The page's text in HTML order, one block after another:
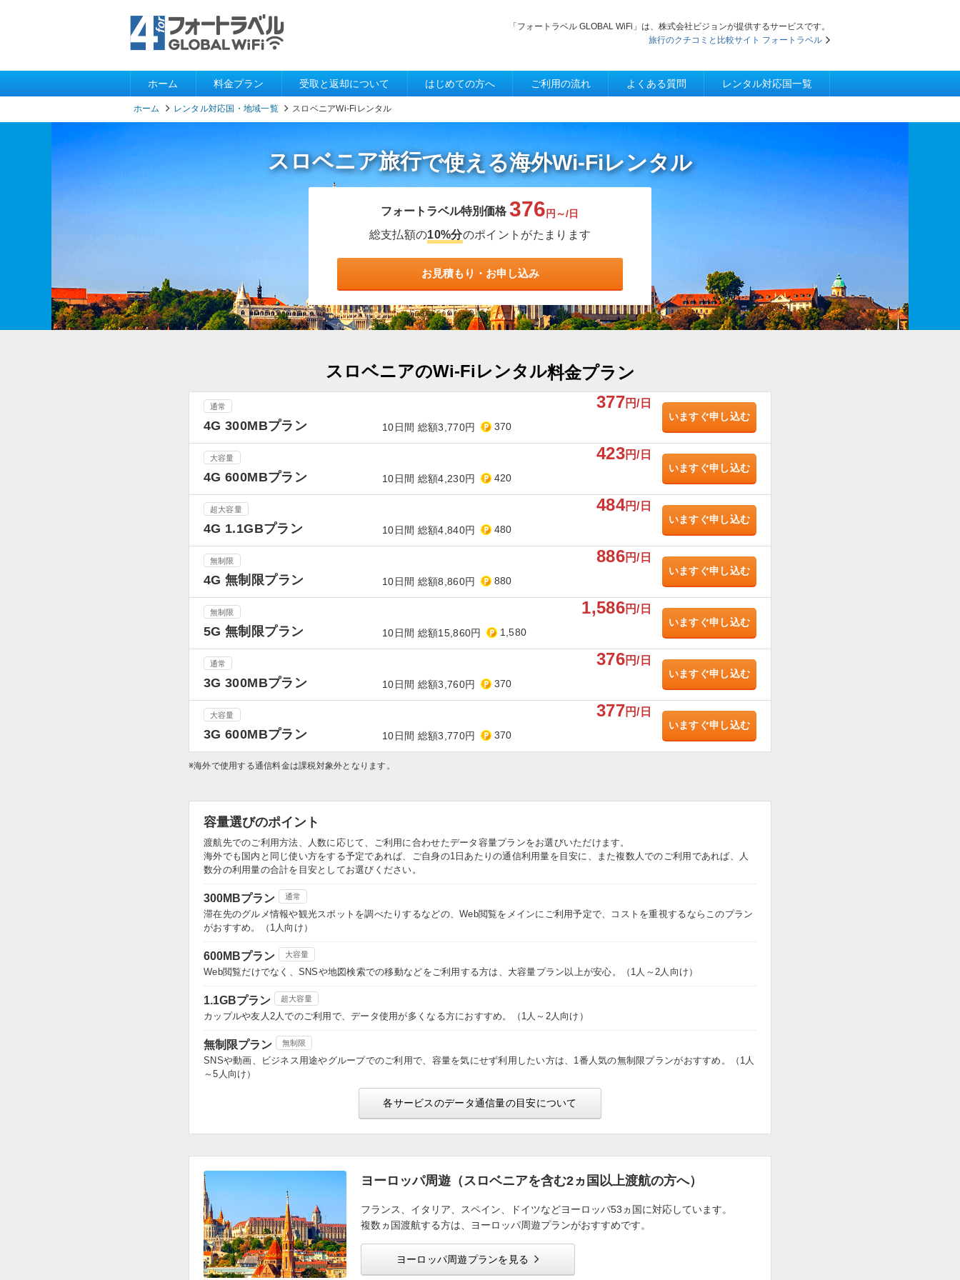
「フォートラベル GLOBAL WiFi」は、株式会社ビジョンが提供するサービスです。
旅行のクチコミと比較サイト フォートラベル
ホーム 料金プラン 受取と返却について はじめての方へ ご利用の流れ よくある質問 レンタル対応国一覧
ホーム レンタル対応国・地域一覧 スロベニアWi-Fiレンタル
スロベニア旅行で使える海外Wi-Fiレンタル
フォートラベル特別価格 376 円～/日
総支払額の10%分のポイントがたまります
お見積もり・お申し込み
スロベニアのWi-Fiレンタル料金プラン
通常
4G 300MBプラン 10日間 総額3,770円 370
377円/日
いますぐ申し込む
大容量
4G 600MBプラン 10日間 総額4,230円 420
423円/日
いますぐ申し込む
超大容量
4G 1.1GBプラン 10日間 総額4,840円 480
484円/日
いますぐ申し込む
無制限
4G 無制限プラン 10日間 総額8,860円 880
886円/日
いますぐ申し込む
無制限
5G 無制限プラン 10日間 総額15,860円 1,580
1,586円/日
いますぐ申し込む
通常
3G 300MBプラン 10日間 総額3,760円 370
376円/日
いますぐ申し込む
大容量
3G 600MBプラン 10日間 総額3,770円 370
377円/日
いますぐ申し込む
※海外で使用する通信料金は課税対象外となります。
容量選びのポイント
渡航先でのご利用方法、人数に応じて、ご利用に合わせたデータ容量プランをお選びいただけます。
海外でも国内と同じ使い方をする予定であれば、ご自身の1日あたりの通信利用量を目安に、また複数人でのご利用であれば、人
数分の利用量の合計を目安としてお選びください。
300MBプラン 通常
滞在先のグルメ情報や観光スポットを調べたりするなどの、Web閲覧をメインにご利用予定で、コストを重視するならこのプラン
がおすすめ。（1人向け）
600MBプラン 大容量
Web閲覧だけでなく、SNSや地図検索での移動などをご利用する方は、大容量プラン以上が安心。（1人～2人向け）
1.1GBプラン 超大容量
カップルや友人2人でのご利用で、データ使用が多くなる方におすすめ。（1人～2人向け）
無制限プラン 無制限
SNSや動画、ビジネス用途やグループでのご利用で、容量を気にせず利用したい方は、1番人気の無制限プランがおすすめ。（1人
～5人向け）
各サービスのデータ通信量の目安について
ヨーロッパ周遊（スロベニアを含む2ヵ国以上渡航の方へ）
フランス、イタリア、スペイン、ドイツなどヨーロッパ53ヵ国に対応しています。
複数ヵ国渡航する方は、ヨーロッパ周遊プランがおすすめです。
ヨーロッパ周遊プランを見る